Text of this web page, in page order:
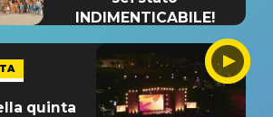
INDIMENTICABILE!
quinta